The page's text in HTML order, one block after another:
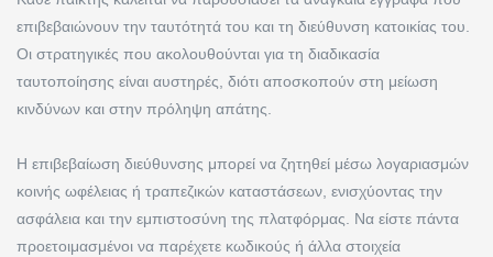
επιβεβαιώνουν την ταυτότητά του και τη διεύθυνση κατοικίας του.
Οι στρατηγικές που ακολουθούνται για τη διαδικασία
ταυτοποίησης είναι αυστηρές, διότι αποσκοπούν στη μείωση
κινδύνων και στην πρόληψη απάτης.
Η επιβεβαίωση διεύθυνσης μπορεί να ζητηθεί μέσω λογαριασμών
κοινής ωφέλειας ή τραπεζικών καταστάσεων, ενισχύοντας την
ασφάλεια και την εμπιστοσύνη της πλατφόρμας. Να είστε πάντα
προετοιμασμένοι να παρέχετε κωδικούς ή άλλα στοιχεία